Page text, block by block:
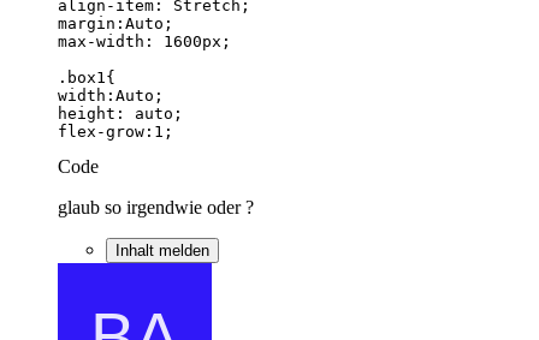
flex-grow:1;
Code
glaub so irgendwie oder ?
Inhalt melden